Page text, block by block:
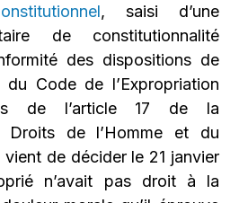
, saisi d’une
de constitutionnalité
des dispositions de
du Code de l’Expropriation
de l’article 17 de la
Droits de l’Homme et du
de décider le 21 janvier
n’avait pas droit à la